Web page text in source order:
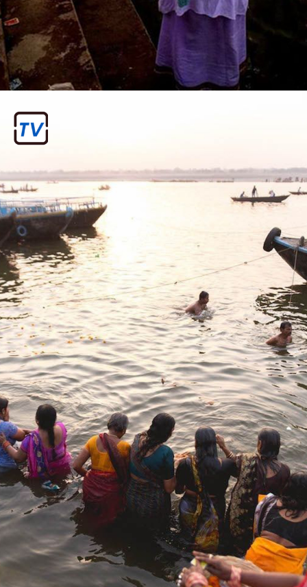
है, जब लाखों श्रद्धालु गंगा, यमुन और सरस्वती के
संगम में स्नान करते हैं।